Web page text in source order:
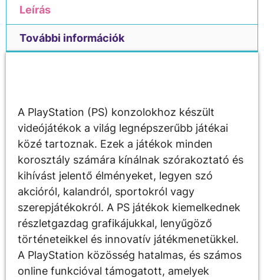
Leírás
További információk
A PlayStation (PS) konzolokhoz készült
videójátékok a világ legnépszerűbb játékai
közé tartoznak. Ezek a játékok minden
korosztály számára kínálnak szórakoztató és
kihívást jelentő élményeket, legyen szó
akcióról, kalandról, sportokról vagy
szerepjátékokról. A PS játékok kiemelkednek
részletgazdag grafikájukkal, lenyűgöző
történeteikkel és innovatív játékmenetükkel.
A PlayStation közösség hatalmas, és számos
online funkcióval támogatott, amelyek